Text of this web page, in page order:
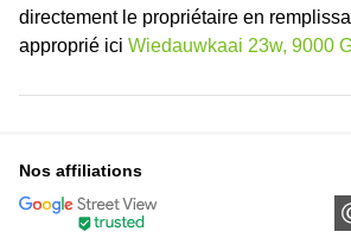
directement le propriétaire en
approprié ici Wiedauwkaai 23w, 9000
Nos affiliations